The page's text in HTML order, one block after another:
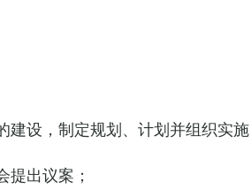
建设，制定规划、计划并组织实
提出议案；